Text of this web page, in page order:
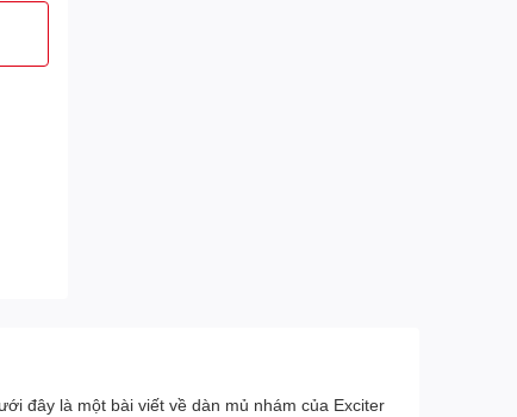
đây là một bài viết về dàn mủ nhám của Exciter